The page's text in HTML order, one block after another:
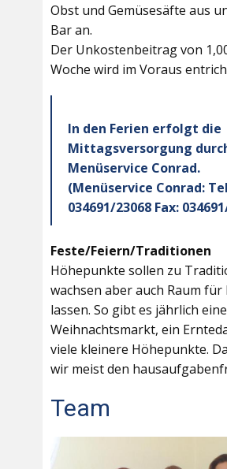
Obst und Gemüsesäfte aus
Bar an.
Der Unkostenbeitrag von
Woche wird im Voraus
In den Ferien erfolgt die
Mittagsversorgung
Menüservice Conrad.
(Menüservice Conrad:
034691/23068 Fax:
Feste/Feiern/Traditionen
Höhepunkte sollen zu
wachsen aber auch Raum für
lassen. So gibt es jährlich
Weihnachtsmarkt, ein
viele kleinere Höhepunkte.
wir meist den
Team